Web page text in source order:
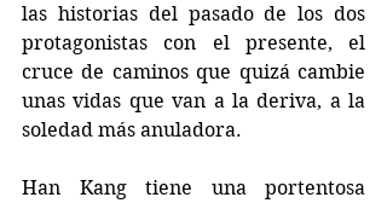
las historias del pasado de los dos
protagonistas con el presente, el
cruce de caminos que quizá cambie
unas vidas que van a la deriva, a la
soledad más anuladora.
Han Kang tiene una portentosa